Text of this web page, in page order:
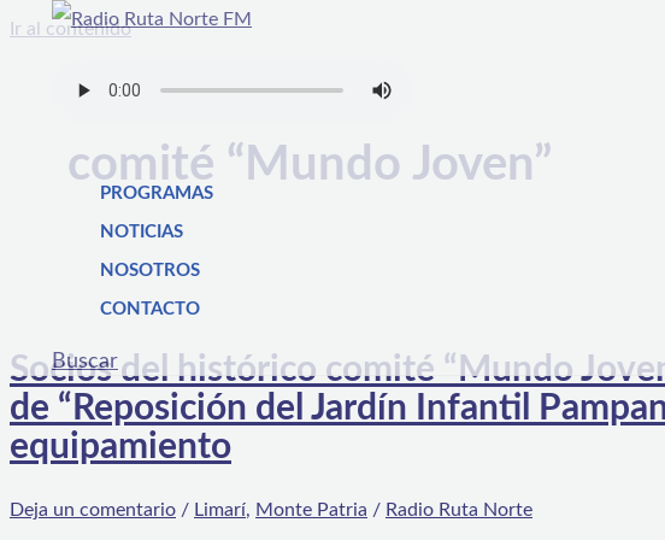
Ir al contenido
PROGRAMAS
NOTICIAS
NOSOTROS
CONTACTO
Buscar
comité “Mundo Joven”
Socios del histórico comité “Mundo
de “Reposición del Jardín Infantil
equipamiento
Deja un comentario / Limarí, Monte Patria / Radio Ruta Norte